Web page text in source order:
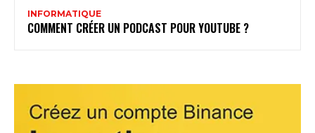
INFORMATIQUE
COMMENT CRÉER UN PODCAST POUR YOUTUBE ?